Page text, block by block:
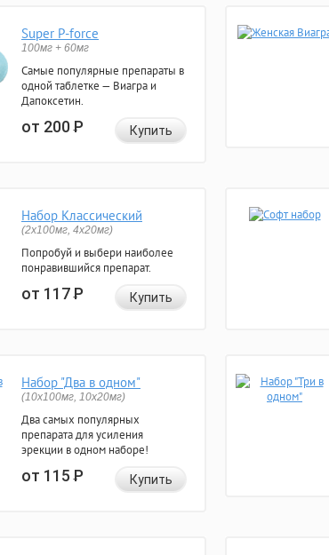
Super P-force
100мг + 60мг
Самые популярные препараты в
одной таблетке — Виагра и
Дапоксетин.
от 200Р Купить
Набор Классический
(2x100мг, 4x20мг)
Попробуй и выбери наиболее
понравившийся препарат.
от 117Р Купить
Набор "Два в одном"
(10x100мг, 10x20мг)
Два самых популярных
препарата для усиления
эрекции в одном наборе!
от 115Р Купить